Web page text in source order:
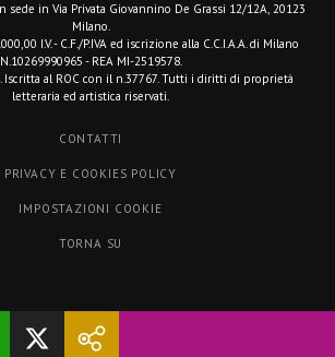
sede in Via Privata Giovannino De Grassi 12/12A, 20123
Milano.
I.V. - C.F./P.IVA ed iscrizione alla C.C.I.A.A. di Milano
N.10269990965 - REA MI-2519578.
Iscritta al ROC con il n.37767. Tutti i diritti di proprietà
letteraria ed artistica riservati.
CONTATTI
PRIVACY E COOKIES POLICY
IMPOSTAZIONI COOKIE
TORNA SU